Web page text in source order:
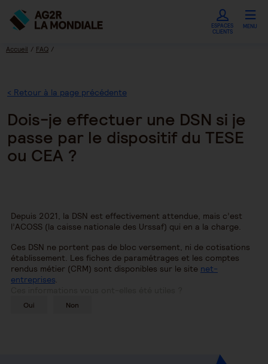
ESPACES
CLIENTS
MENU
Accueil
FAQ
< Retour à la page précédente
Dois-je effectuer une DSN si je
passe par le dispositif du TESE
ou CEA ?
Depuis 2021, la DSN est effectivement attendue, mais c’est
l’ACOSS (la caisse nationale des Urssaf) qui en a la charge.
Ces DSN ne portent pas de bloc versement, ni de cotisations
établissement. Les fiches de paramétrages et les comptes
rendus métier (CRM) sont disponibles sur le site net-
entreprises.
Oui Non